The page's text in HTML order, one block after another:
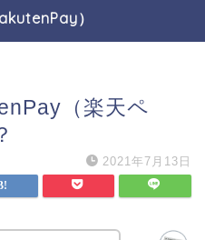
）
（楽天ペ
2021年7月13日